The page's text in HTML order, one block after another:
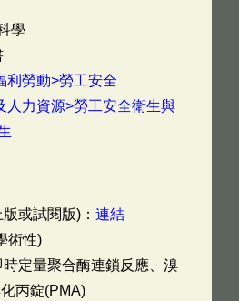
學
利勞動>勞工安全
人力資源>勞工安全衛生與
或試閱版)： 連結
術性)
定量聚合酶連鎖反應、溴
丙錠(PMA)